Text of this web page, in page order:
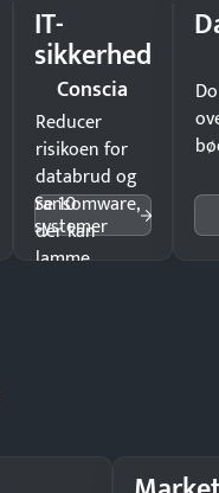
IT-
sikkerhed
Conscia
Reducer
risikoen for
databrud og
ransomware,
der kan
lamme
Se 10
systemer